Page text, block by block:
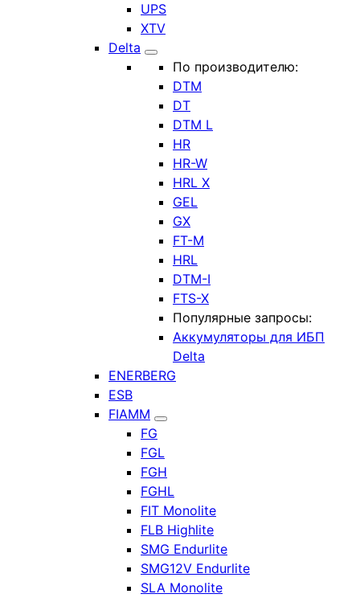
UPS
XTV
Delta
По производителю:
DTM
DT
DTM L
HR
HR-W
HRL X
GEL
GX
FT-M
HRL
DTM-I
FTS-X
Популярные запросы:
Аккумуляторы для ИБП
Delta
ENERBERG
ESB
FIAMM
FG
FGL
FGH
FGHL
FIT Monolite
FLB Highlite
SMG Endurlite
SMG12V Endurlite
SLA Monolite